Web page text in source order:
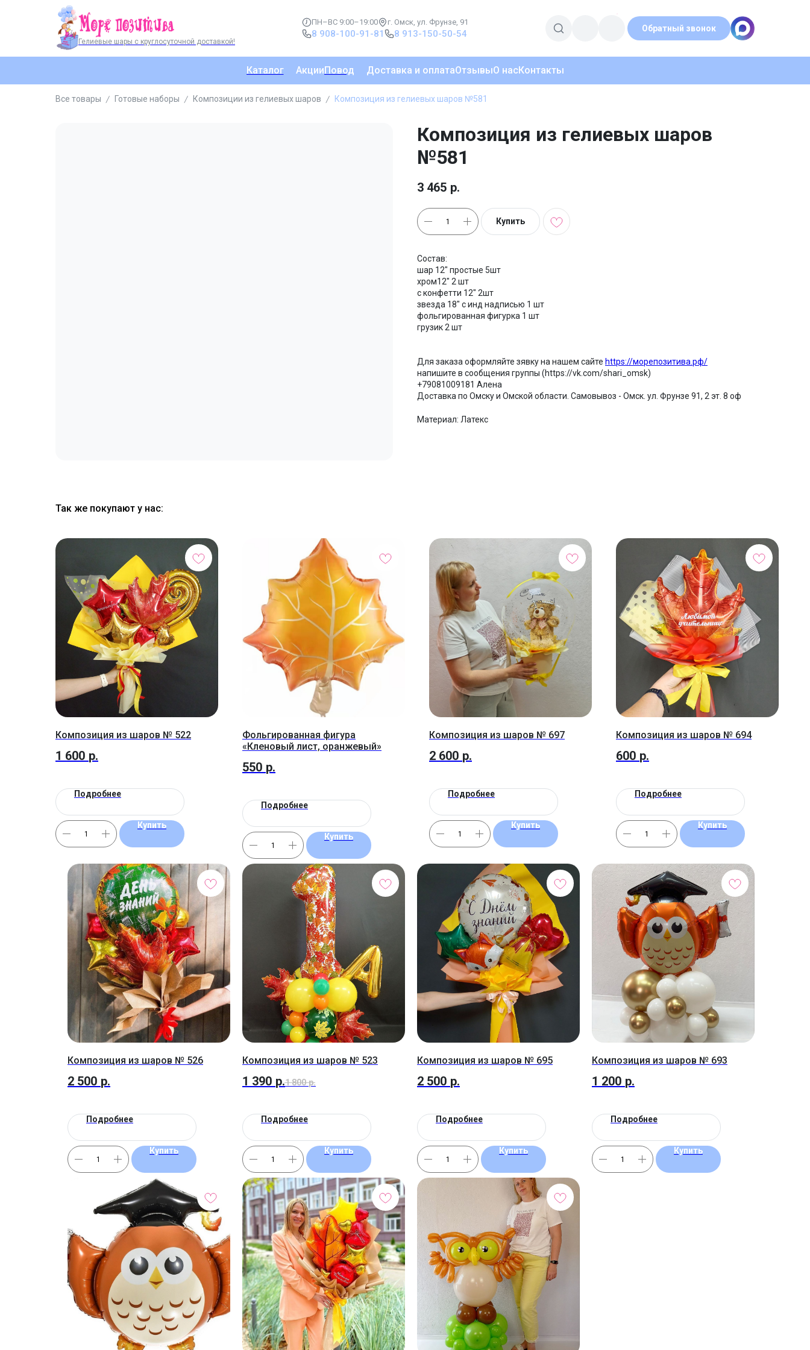
Гелиевые шары с круглосуточной доставкой!
ПН–ВС 9:00–19:00 г. Омск, ул. Фрунзе, 91
8 908-100-91-81 8 913-150-50-54 Обратный звонок
Каталог АкцииПовод Доставка и оплатаОтзывыО насКонтакты
Все товары Готовые наборы Композиции из гелиевых шаров Композиция из гелиевых шаров №581
Композиция из гелиевых шаров
№581
3 465 р.
Купить
Состав:
шар 12" простые 5шт
хром12" 2 шт
с конфетти 12" 2шт
звезда 18" с инд надписью 1 шт
фольгированная фигурка 1 шт
грузик 2 шт
Для заказа оформляйте зявку на нашем сайте https://морепозитива.рф/
напишите в сообщения группы (https://vk.com/shari_omsk)
+79081009181 Алена
Доставка по Омску и Омской области. Самовывоз - Омск. ул. Фрунзе 91, 2 эт. 8 оф
Материал: Латекс
Так же покупают у нас:
Композиция из шаров № 522
1 600 р.
Подробнее
Купить
Фольгированная фигура
«Кленовый лист, оранжевый»
550 р.
Подробнее
Купить
Композиция из шаров № 697
2 600 р.
Подробнее
Купить
Композиция из шаров № 694
600 р.
Подробнее
Купить
Композиция из шаров № 526
2 500 р.
Подробнее
Купить
Композиция из шаров № 523
1 390 р.1 800 р.
Подробнее
Купить
Композиция из шаров № 695
2 500 р.
Подробнее
Купить
Композиция из шаров № 693
1 200 р.
Подробнее
Купить